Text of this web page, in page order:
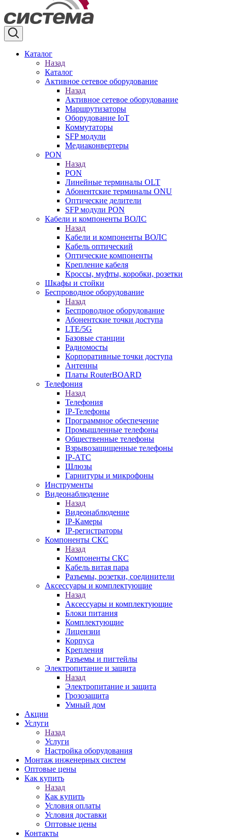
Каталог
Назад
Каталог
Активное сетевое оборудование
Назад
Активное сетевое оборудование
Маршрутизаторы
Оборудование IoT
Коммутаторы
SFP модули
Медиаконвертеры
PON
Назад
PON
Линейные терминалы OLT
Абонентские терминалы ONU
Оптические делители
SFP модули PON
Кабели и компоненты ВОЛС
Назад
Кабели и компоненты ВОЛС
Кабель оптический
Оптические компоненты
Крепление кабеля
Кроссы, муфты, коробки, розетки
Шкафы и стойки
Беспроводное оборудование
Назад
Беспроводное оборудование
Абонентские точки доступа
LTE/5G
Базовые станции
Радиомосты
Корпоративные точки доступа
Антенны
Платы RouterBOARD
Телефония
Назад
Телефония
IP-Телефоны
Программное обеспечение
Промышленные телефоны
Общественные телефоны
Взрывозащищенные телефоны
IP-АТС
Шлюзы
Гарнитуры и микрофоны
Инструменты
Видеонаблюдение
Назад
Видеонаблюдение
IP-Камеры
IP-регистраторы
Компоненты СКС
Назад
Компоненты СКС
Кабель витая пара
Разъемы, розетки, соединители
Аксессуары и комплектующие
Назад
Аксессуары и комплектующие
Блоки питания
Комплектующие
Лицензии
Корпуса
Крепления
Разъемы и пигтейлы
Электропитание и защита
Назад
Электропитание и защита
Грозозащита
Умный дом
Акции
Услуги
Назад
Услуги
Настройка оборудования
Монтаж инженерных систем
Оптовые цены
Как купить
Назад
Как купить
Условия оплаты
Условия доставки
Оптовые цены
Контакты